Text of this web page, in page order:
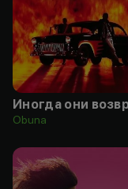
Obuna